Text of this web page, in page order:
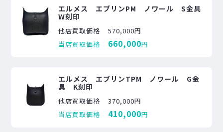
エルメス エブリンPM ノワール S金具
W刻印
他店買取価格
570,000円
当店買取価格
660,000円
エルメス エブリンTPM ノワール G金
具 K刻印
他店買取価格
370,000円
当店買取価格
410,000円